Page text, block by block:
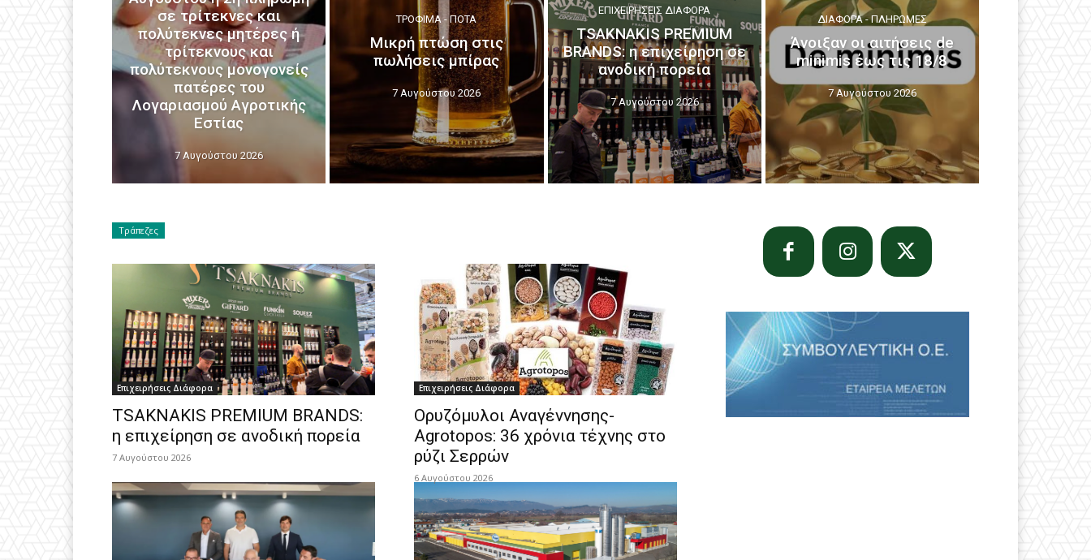
σε τρίτεκνες και
πολύτεκνες μητέρες ή
τρίτεκνους και
πολύτεκνους μονογονείς
πατέρες του
Λογαριασμού Αγροτικής
Εστίας
7 Αυγούστου 2026
ΤΡΌΦΙΜΑ - ΠΟΤΆ
Μικρή πτώση στις
πωλήσεις μπίρας
7 Αυγούστου 2026
ΕΠΙΧΕΙΡΉΣΕΙΣ ΔΙΆΦΟΡΑ
TSAKNAKIS PREMIUM
BRANDS: η επιχείρηση σε
ανοδική πορεία
7 Αυγούστου 2026
ΔΙΆΦΟΡΑ - ΠΛΗΡΩΜΈΣ
Άνοιξαν οι αιτήσεις de
minimis έως τις 18/8
7 Αυγούστου 2026
Τράπεζες
Επιχειρήσεις Διάφορα
TSAKNAKIS PREMIUM BRANDS:
η επιχείρηση σε ανοδική πορεία
7 Αυγούστου 2026
Επιχειρήσεις Διάφορα
Ορυζόμυλοι Αναγέννησης-
Agrotopos: 36 χρόνια τέχνης στο
ρύζι Σερρών
6 Αυγούστου 2026